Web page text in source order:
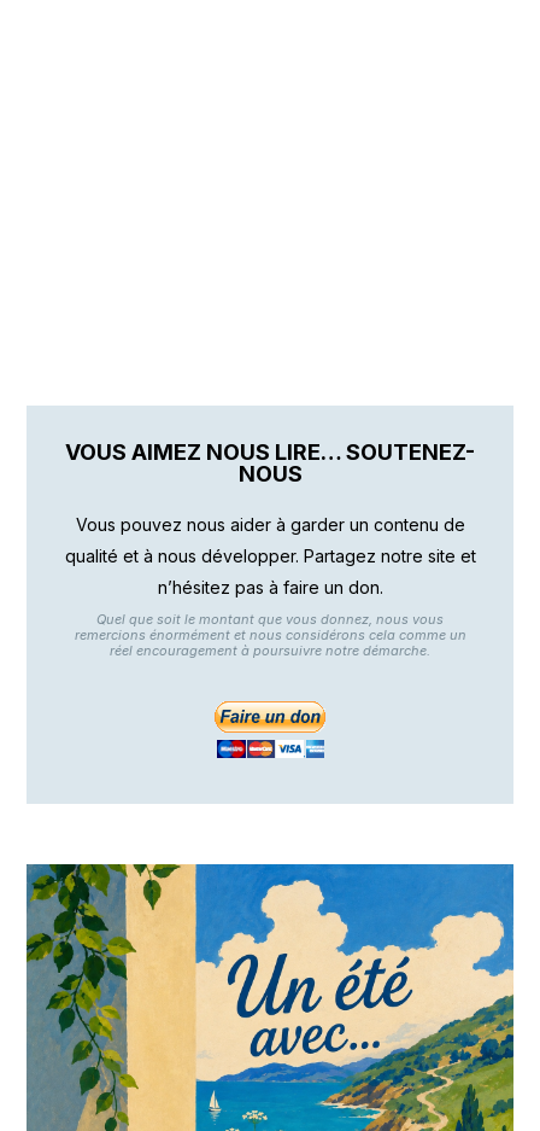
VOUS AIMEZ NOUS LIRE… SOUTENEZ-
NOUS
Vous pouvez nous aider à garder un contenu de
qualité et à nous développer. Partagez notre site et
n’hésitez pas à faire un don.
Quel que soit le montant que vous donnez, nous vous
remercions énormément et nous considérons cela comme un
réel encouragement à poursuivre notre démarche.